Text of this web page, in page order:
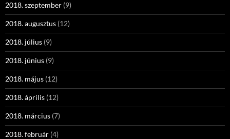
2018. szeptember (9)
2018. augusztus (12)
2018. július (9)
2018. június (9)
2018. május (12)
2018. április (12)
2018. március (7)
2018. február (4)